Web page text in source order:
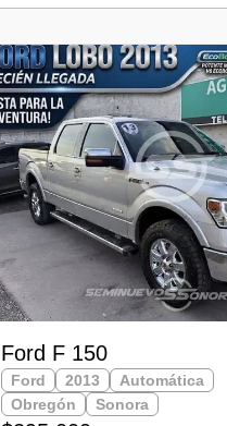
Ford F 150
Ford 2013
Automática
Obregón
Sonora